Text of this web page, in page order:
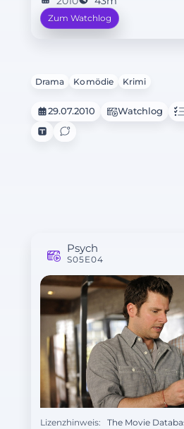
Zum Watchlog
Drama Komödie Krimi
29.07.2010 Watchlog
Psych
S05E04
Lizenzhinweis: The Movie